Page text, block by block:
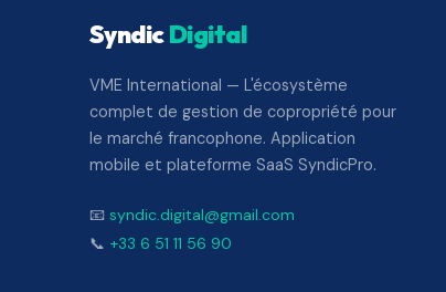
SyndicDigital
VME International — L'écosystème
complet de gestion de copropriété pour
le marché francophone. Application
mobile et plateforme SaaS SyndicPro.
📧 syndic.digital@gmail.com
📞 +33 6 51 11 56 90